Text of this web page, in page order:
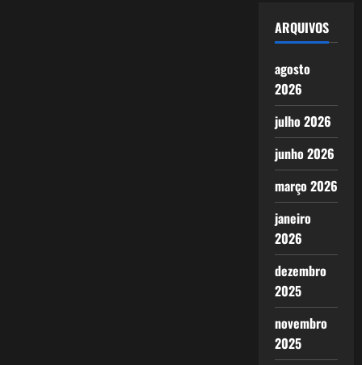
ARQUIVOS
agosto
2026
julho 2026
junho 2026
março 2026
janeiro
2026
dezembro
2025
novembro
2025